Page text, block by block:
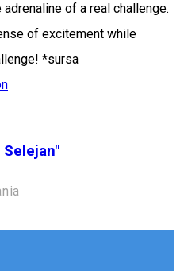
of a real challenge.
of excitement while
*sursa
Selejan"